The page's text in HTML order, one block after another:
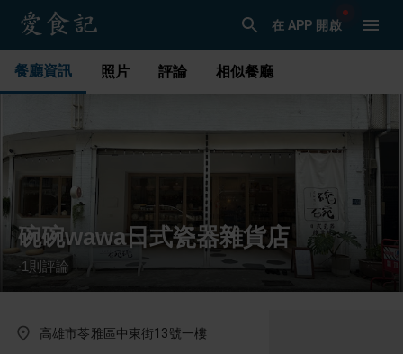
在 APP 開啟
餐廳資訊 照片 評論 相似餐廳
碗碗wawa日式瓷器雜貨店
·1 則評論
高雄市苓雅區中東街13號一樓